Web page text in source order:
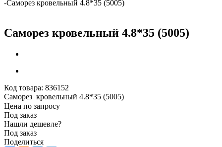
-Саморез кровельный 4.8*35 (5005)
Саморез кровельный 4.8*35 (5005)
Код товара: 836152
Саморез кровельный 4.8*35 (5005)
Цена по запросу
Под заказ
Нашли дешевле?
Под заказ
Поделиться